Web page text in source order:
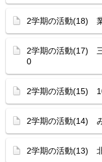
2学期の活動(18)
2学期の活動(17)
0
2学期の活動(15)
2学期の活動(14)
2学期の活動(13)